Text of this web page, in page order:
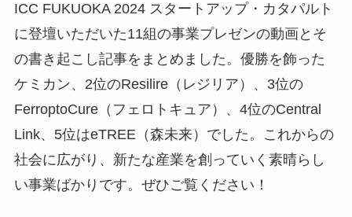
ICC FUKUOKA 2024 スタートアップ・カタパルト
に登壇いただいた11組の事業プレゼンの動画とそ
の書き起こし記事をまとめました。優勝を飾った
ケミカン、2位のResilire（レジリア）、3位の
FerroptoCure（フェロトキュア）、4位のCentral
Link、5位はeTREE（森未来）でした。これからの
社会に広がり、新たな産業を創っていく素晴らし
い事業ばかりです。ぜひご覧ください！